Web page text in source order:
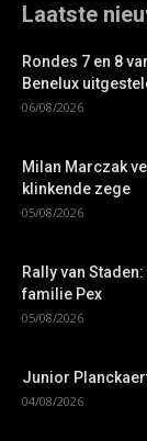
Laatste
Rondes 7 en 8
Benelux
06/08/2026
Milan Marczak
klinkende zege
05/08/2026
Rally van
familie Pex
05/08/2026
Junior
04/08/2026